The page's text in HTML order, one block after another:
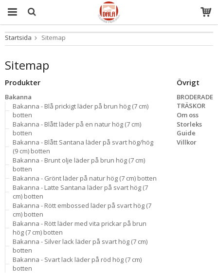
Produkten har blivit tillagd i varukorgen
Startsida Sitemap
Sitemap
Produkter
Bakanna
Bakanna - Blå prickigt läder på brun hög (7 cm)
botten
Bakanna - Blått läder på en natur hög (7 cm)
botten
Bakanna - Blått Santana läder på svart hög/hög
(9 cm) botten
Bakanna - Brunt olje läder på brun hög (7 cm)
botten
Bakanna - Grönt läder på natur hög (7 cm) botten
Bakanna - Latte Santana läder på svart hög (7
cm) botten
Bakanna - Rött embossed läder på svart hög (7
cm) botten
Bakanna - Rött läder med vita prickar på brun
hög (7 cm) botten
Bakanna - Silver lack läder på svart hög (7 cm)
botten
Bakanna - Svart lack läder på röd hög (7 cm)
botten
Övrigt
BRODERADE
TRÄSKOR
Om oss
Storleks
Guide
Villkor